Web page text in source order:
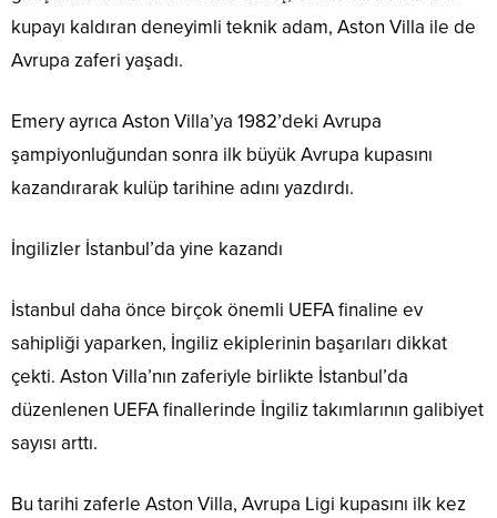
kupayı kaldıran deneyimli teknik adam, Aston Villa ile de
Avrupa zaferi yaşadı.
Emery ayrıca Aston Villa’ya 1982’deki Avrupa
şampiyonluğundan sonra ilk büyük Avrupa kupasını
kazandırarak kulüp tarihine adını yazdırdı.
İngilizler İstanbul’da yine kazandı
İstanbul daha önce birçok önemli UEFA finaline ev
sahipliği yaparken, İngiliz ekiplerinin başarıları dikkat
çekti. Aston Villa’nın zaferiyle birlikte İstanbul’da
düzenlenen UEFA finallerinde İngiliz takımlarının galibiyet
sayısı arttı.
Bu tarihi zaferle Aston Villa, Avrupa Ligi kupasını ilk kez